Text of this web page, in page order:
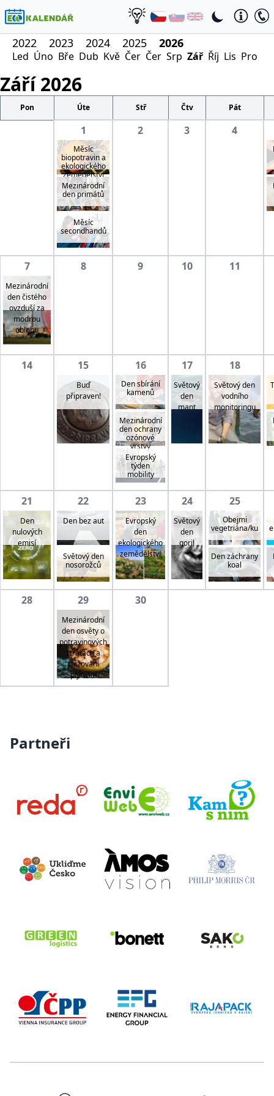
2022 2023 2024 2025 2026
Led Úno Bře Dub Kvě Čer Čer Srp Zář Říj Lis Pro
Září 2026
Pon Úte Stř Čtv Pát
1
Měsíc
biopotravin a
ekologického
zemědělství
Mezinárodní
den primátů
Měsíc
secondhandů
2 3 4
7
Mezinárodní
den čistého
ovzduší za
modrou
oblohu
8 9 10 11
14 15
Buď
připraven!
16
Den sbírání
kamenů
Mezinárodní
den ochrany
ozónové
vrstvy
Evropský
týden
mobility
17
Světový
den
mant
18
Světový den
vodního
monitoringu
21
Den
nulových
emisí
22
Den bez aut
Světový den
nosorožců
23
Evropský
den
ekologického
zemědělství
24
Světový
den
goril
25
Obejmi
vegetriána/ku
Den záchrany
koal
28 29
Mezinárodní
den osvěty o
potravinových
ztrátách a
snižování
plýtvání
30
Partneři